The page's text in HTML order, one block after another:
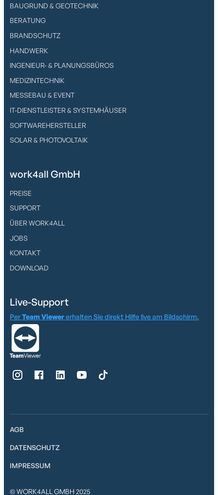
BAUGRUND & GEOTECHNIK
BERATUNG
BRANDSCHUTZ
HANDWERK
INGENIEUR- & PLANUNGSBÜROS
MEDIZINTECHNIK
MESSEBAU & EVENT
IT-DIENSTLEISTER & SYSTEMHÄUSER
SOFTWAREHERSTELLER
SOLAR & PHOTOVOLTAIK
work4all GmbH
PREISE
SUPPORT
ÜBER WORK4ALL
JOBS
KONTAKT
DOWNLOAD
Live-Support
PerTeam Viewererhalten Sie direkt Hilfe live am Bildschirm.
© WORK4ALL GMBH 2025
AGB
DATENSCHUTZ
IMPRESSUM